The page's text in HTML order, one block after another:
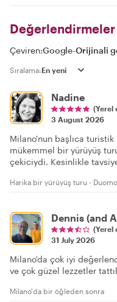
Değerlendirmeler
Çeviren:Google-Orijinali
Sıralama:
Nadine
(Yerel
3 August 2026
Milano'nun başlıca turistik
mükemmel bir yürüyüş
çekiciydi. Kesinlikle
Harika bir yürüyüş turu -
Dennis (and
(Yerel
31 July 2026
Milano'da çok iyi
ve çok güzel lezzetler
Milano'da bir öğleden sonra